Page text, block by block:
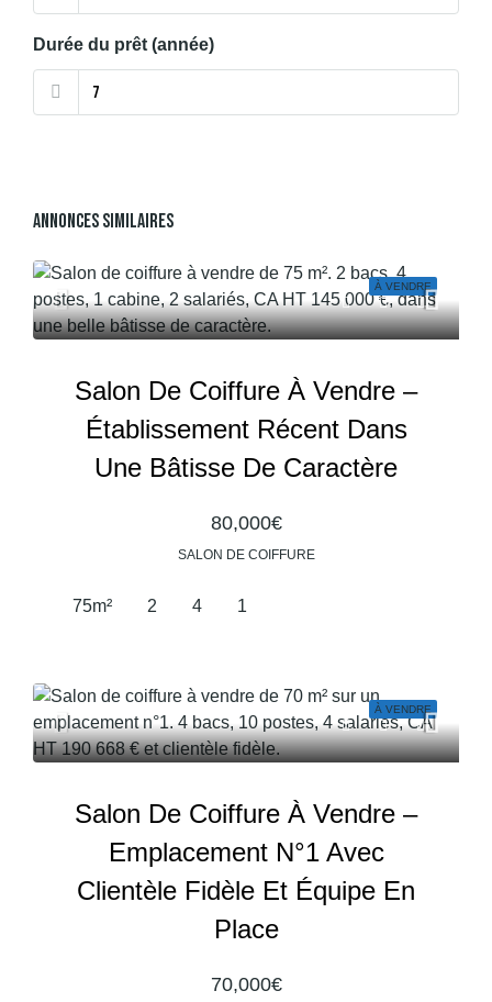
Durée du prêt (année)
Annonces Similaires
À VENDRE
Salon De Coiffure À Vendre –
Établissement Récent Dans
Une Bâtisse De Caractère
80,000€
SALON DE COIFFURE
75m² 2 4 1
À VENDRE
Salon De Coiffure À Vendre –
Emplacement N°1 Avec
Clientèle Fidèle Et Équipe En
Place
70,000€